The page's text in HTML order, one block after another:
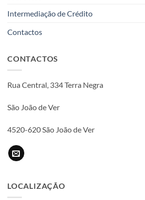
Intermediação de Crédito
Contactos
CONTACTOS
Rua Central, 334 Terra Negra
São João de Ver
4520-620 São João de Ver
LOCALIZAÇÃO